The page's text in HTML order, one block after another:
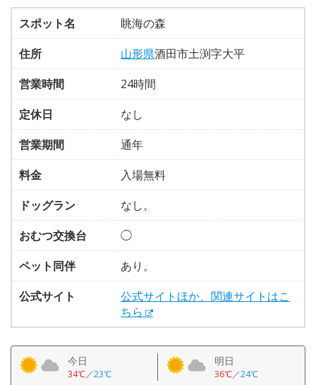
スポット名
眺海の森
住所
山形県酒田市土渕字大平
営業時間
24時間
定休日
なし
営業期間
通年
料金
入場無料
ドッグラン
なし。
おむつ交換台
◯
ペット同伴
あり。
公式サイト
公式サイトほか、関連サイトはこ
ちら
今日
34℃／23℃
明日
36℃／24℃